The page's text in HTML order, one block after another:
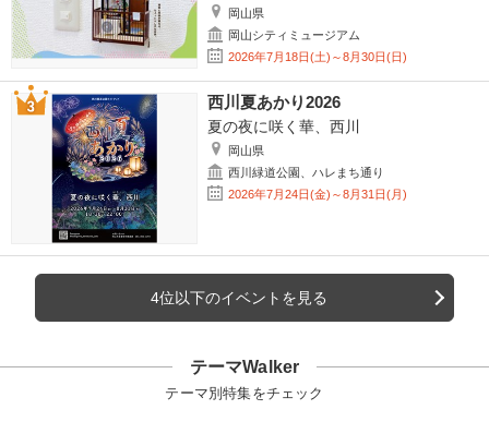
岡山県
岡山シティミュージアム
2026年7月18日(土)～8月30日(日)
西川夏あかり2026
夏の夜に咲く華、西川
岡山県
西川緑道公園、ハレまち通り
2026年7月24日(金)～8月31日(月)
4位以下のイベントを見る
テーマWalker
テーマ別特集をチェック